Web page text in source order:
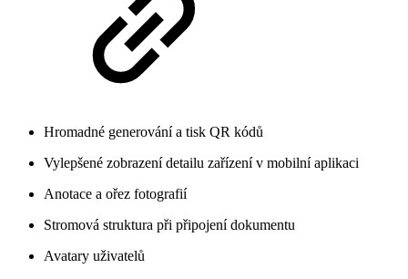
Hromadné generování a tisk QR kódů
Vylepšené zobrazení detailu zařízení v mobilní aplikaci
Anotace a ořez fotografií
Stromová struktura při připojení dokumentu
Avatary uživatelů